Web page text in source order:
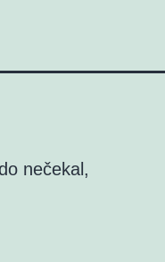
nečekal,